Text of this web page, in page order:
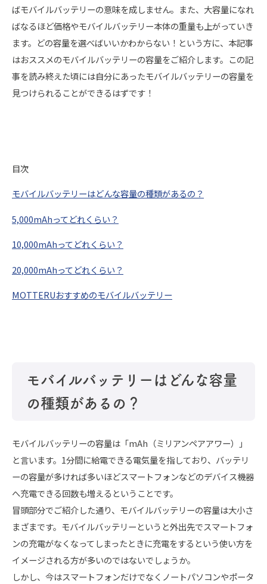
ばモバイルバッテリーの意味を成しません。また、大容量になれ
ばなるほど価格やモバイルバッテリー本体の重量も上がっていき
ます。どの容量を選べばいいかわからない！という方に、本記事
はおススメのモバイルバッテリーの容量をご紹介します。この記
事を読み終えた頃には自分にあったモバイルバッテリーの容量を
見つけられることができるはずです！
目次
モバイルバッテリーはどんな容量の種類があるの？
5,000mAhってどれくらい？
10,000mAhってどれくらい？
20,000mAhってどれくらい？
MOTTERUおすすめのモバイルバッテリー
モバイルバッテリーはどんな容量
の種類があるの？
モバイルバッテリーの容量は「mAh（ミリアンペアアワー）」
と言います。1分間に給電できる電気量を指しており、バッテリ
ーの容量が多ければ多いほどスマートフォンなどのデバイス機器
へ充電できる回数も増えるということです。
冒頭部分でご紹介した通り、モバイルバッテリーの容量は大小さ
まざまです。モバイルバッテリーというと外出先でスマートフォ
ンの充電がなくなってしまったときに充電をするという使い方を
イメージされる方が多いのではないでしょうか。
しかし、今はスマートフォンだけでなくノートパソコンやポータ